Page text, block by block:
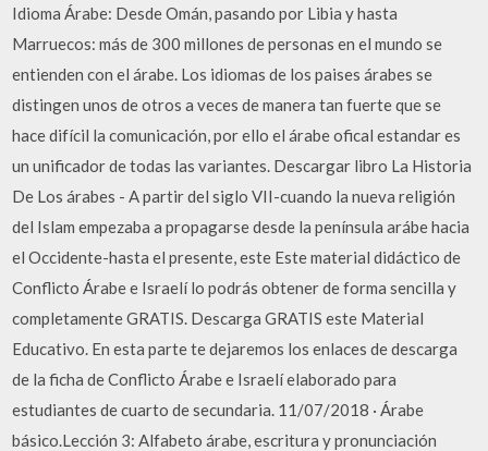
Idioma Árabe: Desde Omán, pasando por Libia y hasta
Marruecos: más de 300 millones de personas en el mundo se
entienden con el árabe. Los idiomas de los paises árabes se
distingen unos de otros a veces de manera tan fuerte que se
hace difícil la comunicación, por ello el árabe ofical estandar es
un unificador de todas las variantes. Descargar libro La Historia
De Los árabes - A partir del siglo VII-cuando la nueva religión
del Islam empezaba a propagarse desde la península arábe hacia
el Occidente-hasta el presente, este Este material didáctico de
Conflicto Árabe e Israelí lo podrás obtener de forma sencilla y
completamente GRATIS. Descarga GRATIS este Material
Educativo. En esta parte te dejaremos los enlaces de descarga
de la ficha de Conflicto Árabe e Israelí elaborado para
estudiantes de cuarto de secundaria. 11/07/2018 · Árabe
básico.Lección 3: Alfabeto árabe, escritura y pronunciación